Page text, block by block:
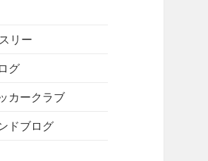
リー
グ
カークラブ
ドブログ